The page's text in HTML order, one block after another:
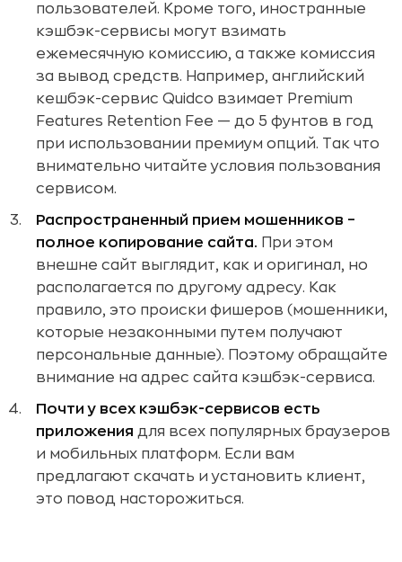
пользователей. Кроме того, иностранные
кэшбэк-сервисы могут взимать
ежемесячную комиссию, а также комиссия
за вывод средств. Например, английский
кешбэк-сервис Quidco взимает Premium
Features Retention Fee — до 5 фунтов в год
при использовании премиум опций. Так что
внимательно читайте условия пользования
сервисом.
Распространенный прием мошенников –
полное копирование сайта. При этом
внешне сайт выглядит, как и оригинал, но
располагается по другому адресу. Как
правило, это происки фишеров (мошенники,
которые незаконными путем получают
персональные данные). Поэтому обращайте
внимание на адрес сайта кэшбэк-сервиса.
Почти у всех кэшбэк-сервисов есть
приложения для всех популярных браузеров
и мобильных платформ. Если вам
предлагают скачать и установить клиент,
это повод насторожиться.